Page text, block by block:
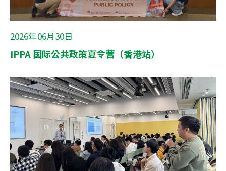
IPPA 国际公共政策夏令营（香港站）
2026年06月30日